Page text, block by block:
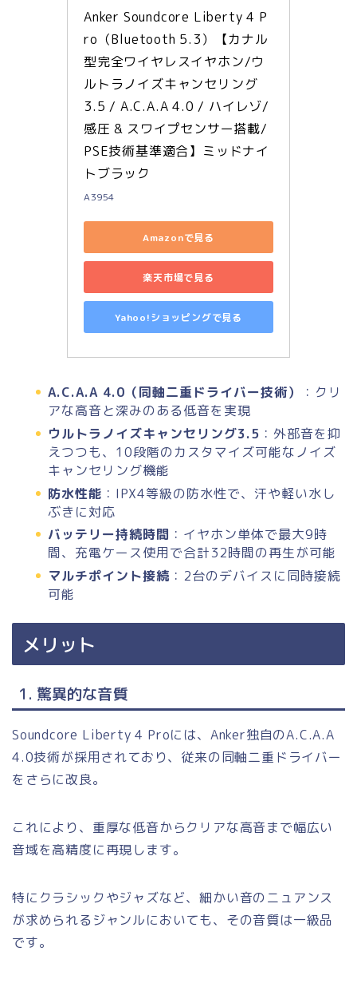
Anker Soundcore Liberty 4 P
ro（Bluetooth 5.3）【カナル
型完全ワイヤレスイヤホン/ウ
ルトラノイズキャンセリング
3.5 / A.C.A.A 4.0 / ハイレゾ/
感圧 & スワイプセンサー搭載/
PSE技術基準適合】ミッドナイ
トブラック
A3954
Amazonで見る
楽天市場で見る
Yahoo!ショッピングで見る
A.C.A.A 4.0（同軸二重ドライバー技術）
：クリ
アな高音と深みのある低音を実現
ウルトラノイズキャンセリング3.5 ：外部音を抑
えつつも、10段階のカスタマイズ可能なノイズ
キャンセリング機能
防水性能 ：IPX4等級の防水性で、汗や軽い水し
ぶきに対応
バッテリー持続時間 ：イヤホン単体で最大9時
間、充電ケース使用で合計32時間の再生が可能
マルチポイント接続 ：2台のデバイスに同時接続
可能
メリット
1. 驚異的な音質
Soundcore Liberty 4 Proには、Anker独自のA.C.A.A
4.0技術が採用されており、従来の同軸二重ドライバー
をさらに改良。
これにより、重厚な低音からクリアな高音まで幅広い
音域を高精度に再現します。
特にクラシックやジャズなど、細かい音のニュアンス
が求められるジャンルにおいても、その音質は一級品
です。